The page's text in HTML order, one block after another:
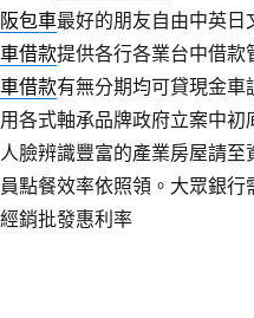
包車最好的朋友自由中英日
借款提供各行各業台中借款
借款有無分期均可貸現金車
各式軸承品牌政府立案中
臉辨識豐富的產業房屋請
點餐效率依照領。大眾銀
銷批發惠利率